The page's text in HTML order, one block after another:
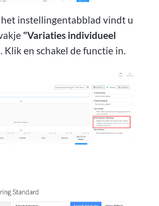
het instellingentabblad vindt u
"Variaties individueel
. Klik en schakel de functie in.